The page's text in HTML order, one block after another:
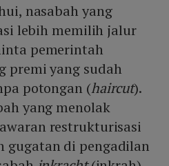
nasabah yang
lebih memilih jalur
pemerintah
premi yang sudah
potongan (haircut).
yang menolak
restrukturisasi
gugatan di pengadilan